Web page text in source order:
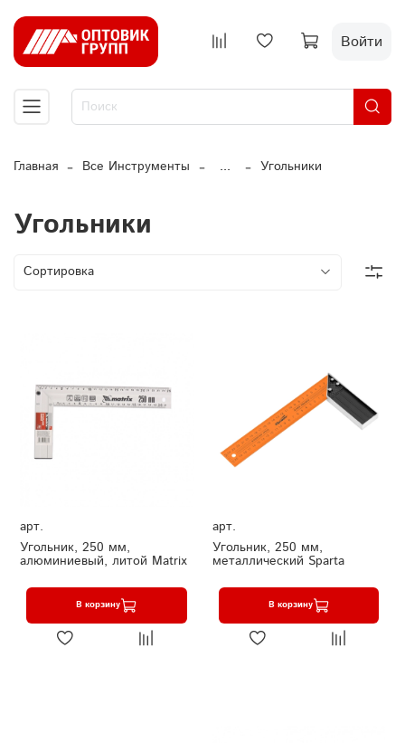
Войти
Главная Все Инструменты ... Угольники
Угольники
арт.
Угольник, 250 мм,
алюминиевый, литой Matrix
В корзину
арт.
Угольник, 250 мм,
металлический Sparta
В корзину